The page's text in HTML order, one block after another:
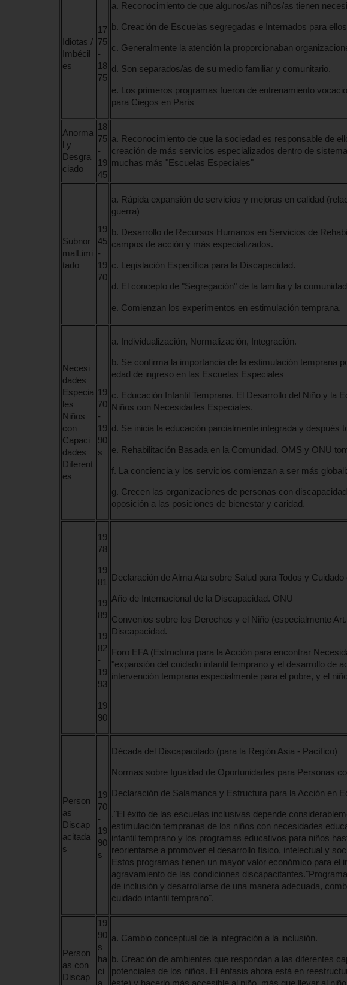
Idiotas /
Imbécil
es
17
75
-
18
75
a. Reconocimiento de que algunos/as niños/as tienen
b. Creación de Escuelas segregadas e Internados para
c. Generalmente la atención la proporcionaban
d. Son separados/as de su medio familiar y comunitario.
e. Los primeros programas fueron de entrenamiento
para Ciegos en París
Anorma
l y
Desgra
ciado
18
75
-
19
45
a. Reconocimiento de que la sociedad es responsable de
creación de más servicios especializados dentro de
muchas más "Escuelas Especiales"
Subnor
malLimi
tado
19
45
-
19
70
a. Rápida expansión de servicios y mejoras en calidad
guerra)
b. Desarrollo de Recursos Humanos en Servicios de
campos de acción y más especializados.
c. Legislación Específica para la Discapacidad.
d. El concepto de "Segregación" de la familia y la
e. Comienzan los experimentos en estimulación temprana.
Necesi
dades
Especia
les
Niños
con
Capaci
dades
Diferent
es
19
70
-
19
90
s
a. Individualización, Normalización, Integración.
b. Se confirma la importancia de la estimulación temprana
edad de ingreso en las Escuelas Especiales
c. Educación Infantil Temprana. El Desarrollo del Niño y la
Niños con Necesidades Especiales.
d. Se inicia la educación parcialmente integrada y después
e. Rehabilitación Basada en la Comunidad. OMS y ONU
f. La conciencia y los servicios comienzan a ser más
g. Crecen las organizaciones de personas con
oposición a las posiciones de bienestar y caridad.
19
78
19
81
19
89
19
82
-
19
93
19
90
Declaración de Alma Ata sobre Salud para Todos y
Año de Internacional de la Discapacidad. ONU
Convenios sobre los Derechos y el Niño (especialmente
Discapacidad.
Foro EFA (Estructura para la Acción para encontrar
"expansión del cuidado infantil temprano y el desarrollo de
intervención temprana especialmente para el pobre, y el
Person
as
Discap
acitada
s
19
70
-
19
90
s
Década del Discapacitado (para la Región Asia - Pacífico)
Normas sobre Igualdad de Oportunidades para Personas
Declaración de Salamanca y Estructura para la Acción en
."El éxito de las escuelas inclusivas depende
estimulación tempranas de los niños con necesidades
infantil temprano y los programas educativos para niños
reorientarse a promover el desarrollo físico, intelectual y
Estos programas tienen un mayor valor económico para el
agravamiento de las condiciones
de inclusión y desarrollarse de una manera adecuada,
cuidado infantil temprano".
Person
as con
Discap
19
90
s
ha
ci
a
a. Cambio conceptual de la integración a la inclusión.
b. Creación de ambientes que respondan a las diferentes
potenciales de los niños. El énfasis ahora está en